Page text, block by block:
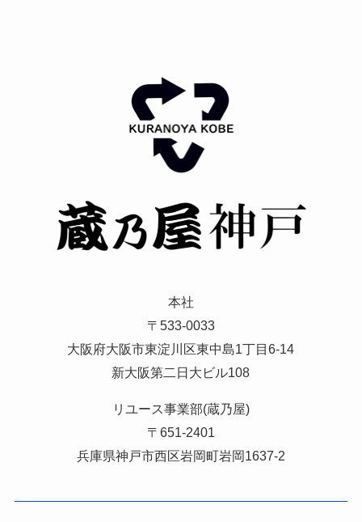
本社
〒533-0033
大阪府大阪市東淀川区東中島1丁目6-14
新大阪第二日大ビル108
リユース事業部(蔵乃屋)
〒651-2401
兵庫県神戸市西区岩岡町岩岡1637-2